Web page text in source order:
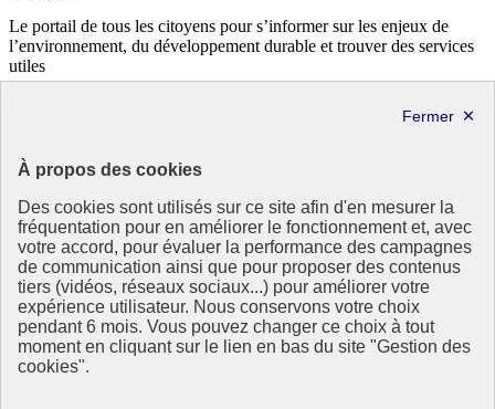
À propos des cookies
Des cookies sont utilisés sur ce site afin d'en mesurer la
fréquentation pour en améliorer le fonctionnement et, avec
votre accord, pour évaluer la performance des campagnes
de communication ainsi que pour proposer des contenus
tiers (vidéos, réseaux sociaux...) pour améliorer votre
expérience utilisateur. Nous conservons votre choix
pendant 6 mois. Vous pouvez changer ce choix à tout
moment en cliquant sur le lien en bas du site "Gestion des
cookies".
Le portail de tous les citoyens pour s’informer sur les enjeux de
l’environnement, du développement durable et trouver des services
utiles
data.gouv.fr- ouvre une nouvelle fenêtre
Partenaire
Partenaire principal :
Eionet Portal